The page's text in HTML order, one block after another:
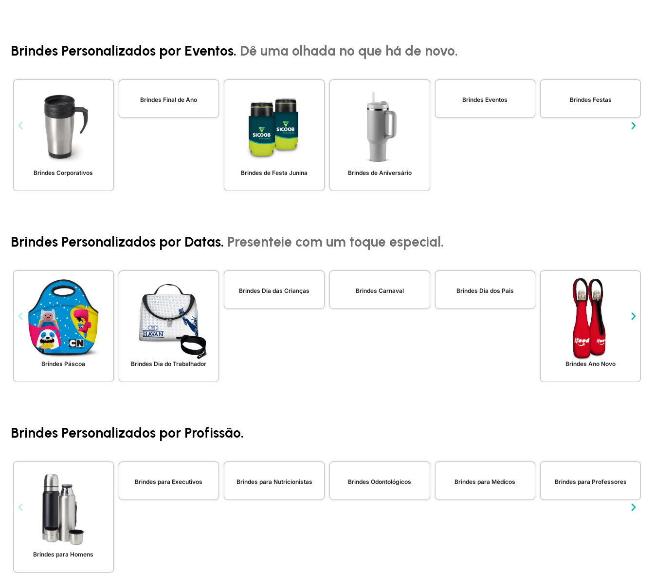
Brindes Personalizados por Eventos. Dê uma olhada no que há de novo.
Brindes Corporativos
Brindes Final de Ano
Brindes de Festa Junina Brindes de Aniversário
Brindes Eventos Brindes Festas
Brindes Personalizados por Datas. Presenteie com um toque especial.
Brindes Páscoa Brindes Dia do Trabalhador
Brindes Dia das Crianças Brindes Carnaval Brindes Dia dos Pais
Brindes Ano Novo
Brindes Personalizados por Profissão.
Brindes para Homens
Brindes para Executivos Brindes para Nutricionistas Brindes Odontológicos Brindes para Médicos Brindes para Professores